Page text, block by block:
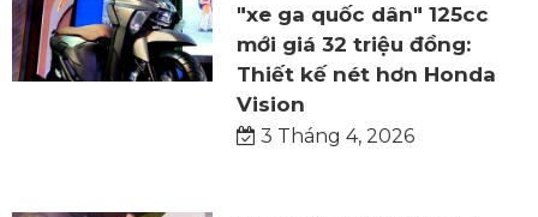
"xe ga quốc dân" 125cc
mới giá 32 triệu đồng:
Thiết kế nét hơn Honda
Vision
3 Tháng 4, 2026